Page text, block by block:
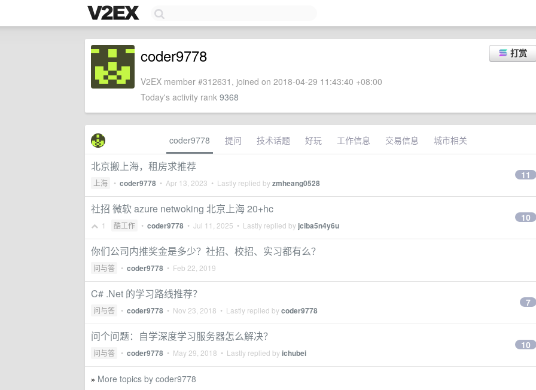
打赏
coder9778
V2EX member #312631, joined on 2018-04-29 11:43:40 +08:00
Today's activity rank 9368
coder9778 提问 技术话题 好玩 工作信息 交易信息 城市相关
北京搬上海，租房求推荐
上海 • coder9778 • Apr 13, 2023 • Lastly replied byzmheang0528
11
社招 微软 azure netwoking 北京上海 20+hc
1 酷工作 • coder9778 • Jul 11, 2025 • Lastly replied by jciba5n4y6u
10
你们公司内推奖金是多少？社招、校招、实习都有么？
问与答 • coder9778 • Feb 22, 2019
C# .Net 的学习路线推荐？
问与答 • coder9778 • Nov 23, 2018 • Lastly replied bycoder9778
7
问个问题：自学深度学习服务器怎么解决？
问与答 • coder9778 • May 29, 2018 • Lastly replied byichubei
10
» More topics by coder9778